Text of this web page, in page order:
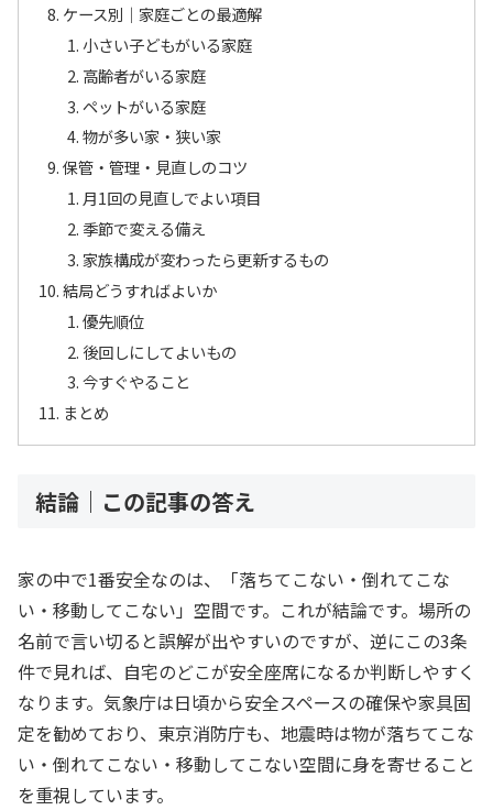
ケース別｜家庭ごとの最適解
小さい子どもがいる家庭
高齢者がいる家庭
ペットがいる家庭
物が多い家・狭い家
保管・管理・見直しのコツ
月1回の見直しでよい項目
季節で変える備え
家族構成が変わったら更新するもの
結局どうすればよいか
優先順位
後回しにしてよいもの
今すぐやること
まとめ
結論｜この記事の答え
家の中で1番安全なのは、「落ちてこない・倒れてこな
い・移動してこない」空間です。これが結論です。場所の
名前で言い切ると誤解が出やすいのですが、逆にこの3条
件で見れば、自宅のどこが安全座席になるか判断しやすく
なります。気象庁は日頃から安全スペースの確保や家具固
定を勧めており、東京消防庁も、地震時は物が落ちてこな
い・倒れてこない・移動してこない空間に身を寄せること
を重視しています。